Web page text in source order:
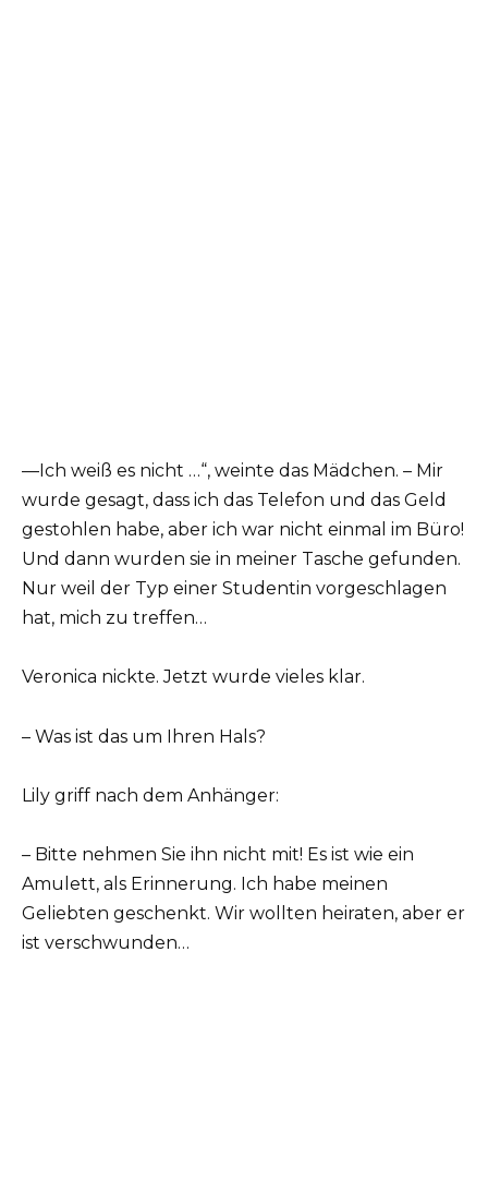
—Ich weiß es nicht …“, weinte das Mädchen. – Mir
wurde gesagt, dass ich das Telefon und das Geld
gestohlen habe, aber ich war nicht einmal im Büro!
Und dann wurden sie in meiner Tasche gefunden.
Nur weil der Typ einer Studentin vorgeschlagen
hat, mich zu treffen…
Veronica nickte. Jetzt wurde vieles klar.
– Was ist das um Ihren Hals?
Lily griff nach dem Anhänger:
– Bitte nehmen Sie ihn nicht mit! Es ist wie ein
Amulett, als Erinnerung. Ich habe meinen
Geliebten geschenkt. Wir wollten heiraten, aber er
ist verschwunden…